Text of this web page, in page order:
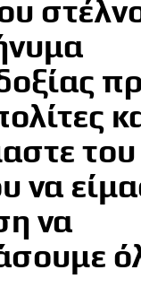
του
να
να